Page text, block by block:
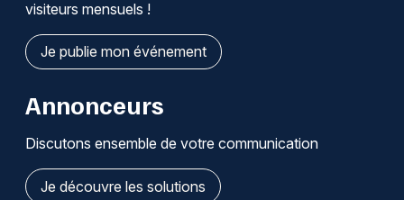
visiteurs mensuels !
Je publie mon événement
Annonceurs
Discutons ensemble de votre communication
Je découvre les solutions